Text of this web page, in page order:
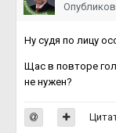
Ну судя по лицу
Щас в повторе
не нужен?